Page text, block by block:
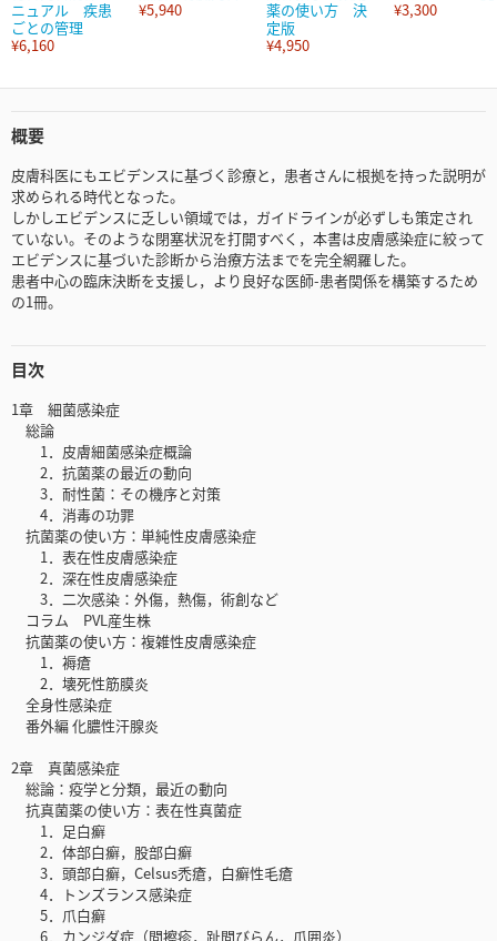
ニュアル 疾患
ごとの管理
¥6,160
¥5,940
薬の使い方 決
定版
¥4,950
¥3,300
概要
皮膚科医にもエビデンスに基づく診療と，患者さんに根拠を持った説明が
求められる時代となった。
しかしエビデンスに乏しい領域では，ガイドラインが必ずしも策定され
ていない。そのような閉塞状況を打開すべく，本書は皮膚感染症に絞って
エビデンスに基づいた診断から治療方法までを完全網羅した。
患者中心の臨床決断を支援し，より良好な医師-患者関係を構築するため
の1冊。
目次
1章 細菌感染症
総論
1．皮膚細菌感染症概論
2．抗菌薬の最近の動向
3．耐性菌：その機序と対策
4．消毒の功罪
抗菌薬の使い方：単純性皮膚感染症
1．表在性皮膚感染症
2．深在性皮膚感染症
3．二次感染：外傷，熱傷，術創など
コラム PVL産生株
抗菌薬の使い方：複雑性皮膚感染症
1．褥瘡
2．壊死性筋膜炎
全身性感染症
番外編 化膿性汗腺炎
2章 真菌感染症
総論：疫学と分類，最近の動向
抗真菌薬の使い方：表在性真菌症
1．足白癬
2．体部白癬，股部白癬
3．頭部白癬，Celsus禿瘡，白癬性毛瘡
4．トンズランス感染症
5．爪白癬
6．カンジダ症（間擦疹，趾間びらん，爪囲炎）